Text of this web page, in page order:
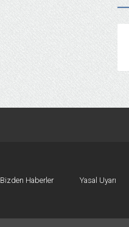
Bizden Haberler Yasal Uyarı